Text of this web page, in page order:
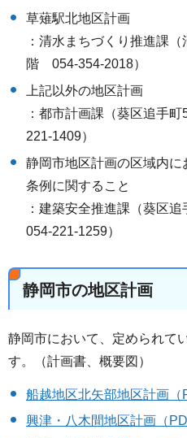
草薙駅北地区計画
：清水まちづくり推進課
階 054-354-2018）
上記以外の地区計画
：都市計画課（葵区追手
221-1409）
静岡市地区計画の区域内
条例に関すること
：建築安全推進課（葵区
054-221-1259）
静岡市の地区計画
静岡市において、定められて
す。（計画書、概要図）
船越地区北矢部地区計画（
興津・八木間地区計画（